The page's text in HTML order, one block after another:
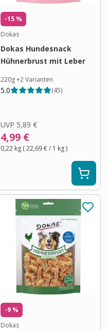
-15 %
Dokas
Dokas Hundesnack
Hühnerbrust mit Leber
220g+2Varianten
5.0 (45)
UVP 5,89 €
4,99 €
0,22 kg (22,69 €/ 1 kg)
-9 %
Dokas